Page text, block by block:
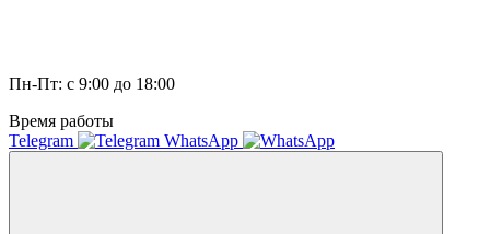
Пн-Пт: с 9:00 до 18:00
Время работы
Telegram
WhatsApp